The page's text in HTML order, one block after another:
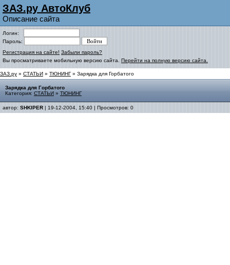
ЗАЗ.ру АвтоКлуб
Описание сайта
Логин:
Пароль:
Регистрация на сайте! Забыли пароль?
Вы просматриваете мобильную версию сайта. Перейти на полную версию сайта.
ЗАЗ.ру » СТАТЬИ » ТЮНИНГ» Зарядка для Горбатого
Зарядка для Горбатого
Категория: СТАТЬИ » ТЮНИНГ
автор: SHKIPER | 19-12-2004, 15:40 | Просмотров: 0